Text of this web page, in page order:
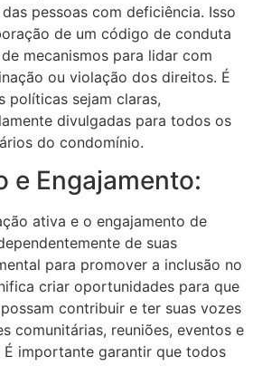
pessoas com deficiência. Isso
de um código de conduta
mecanismos para lidar com
ou violação dos direitos. É
políticas sejam claras,
divulgadas para todos os
do condomínio.
e Engajamento:
ativa e o engajamento de
de suas
para promover a inclusão no
criar oportunidades para que
contribuir e ter suas vozes
comunitárias, reuniões, eventos e
importante garantir que todos